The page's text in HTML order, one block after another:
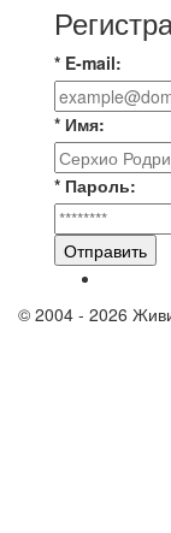
* E-mail:
* Имя:
* Пароль:
Отправить
© 2004 - 2026